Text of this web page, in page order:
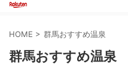
HOME > 群馬おすすめ温泉
群馬おすすめ温泉